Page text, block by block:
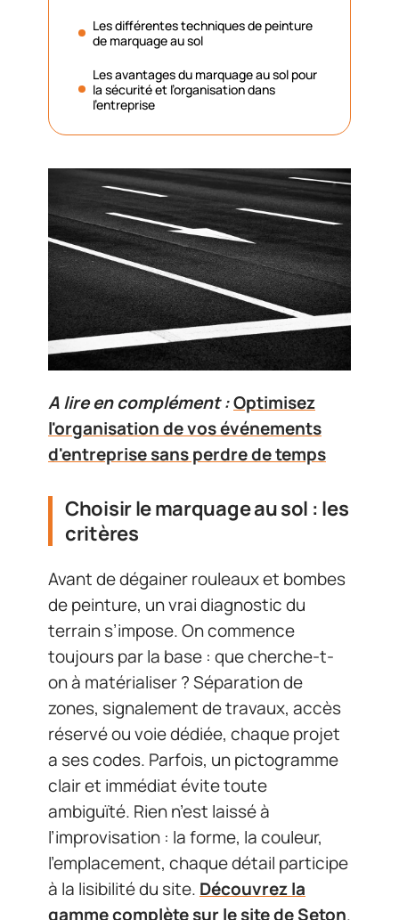
Les différentes techniques de peinture
de marquage au sol
Les avantages du marquage au sol pour
la sécurité et l’organisation dans
l’entreprise
A lire en complément :Optimisez
l'organisation de vos événements
d'entreprise sans perdre de temps
Choisir le marquage au sol : les
critères
Avant de dégainer rouleaux et bombes
de peinture, un vrai diagnostic du
terrain s’impose. On commence
toujours par la base : que cherche-t-
on à matérialiser ? Séparation de
zones, signalement de travaux, accès
réservé ou voie dédiée, chaque projet
a ses codes. Parfois, un pictogramme
clair et immédiat évite toute
ambiguïté. Rien n’est laissé à
l’improvisation : la forme, la couleur,
l’emplacement, chaque détail participe
à la lisibilité du site. Découvrez la
gamme complète sur le site de Seton.